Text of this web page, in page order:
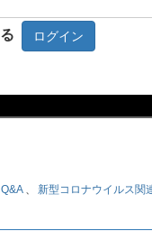
、 新型コロナウイルス関